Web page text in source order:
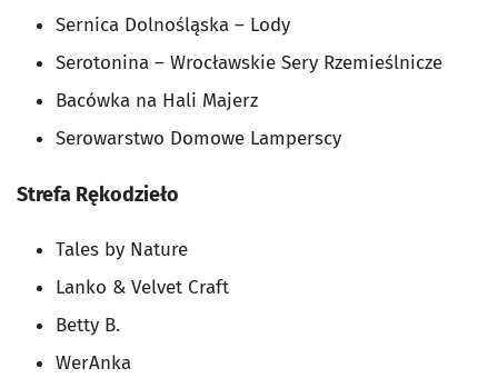
Sernica Dolnośląska – Lody
Serotonina – Wrocławskie Sery Rzemieślnicze
Bacówka na Hali Majerz
Serowarstwo Domowe Lamperscy
Strefa Rękodzieło
Tales by Nature
Lanko & Velvet Craft
Betty B.
WerAnka